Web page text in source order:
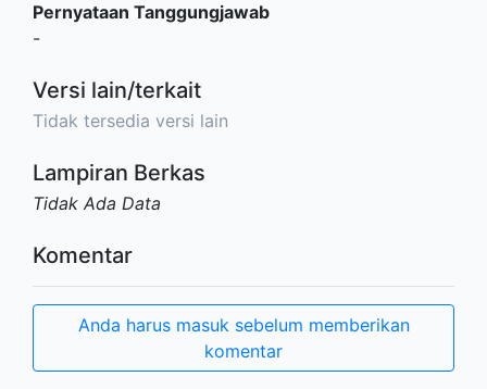
Pernyataan Tanggungjawab
-
Versi lain/terkait
Tidak tersedia versi lain
Lampiran Berkas
Tidak Ada Data
Komentar
Anda harus masuk sebelum memberikan
komentar